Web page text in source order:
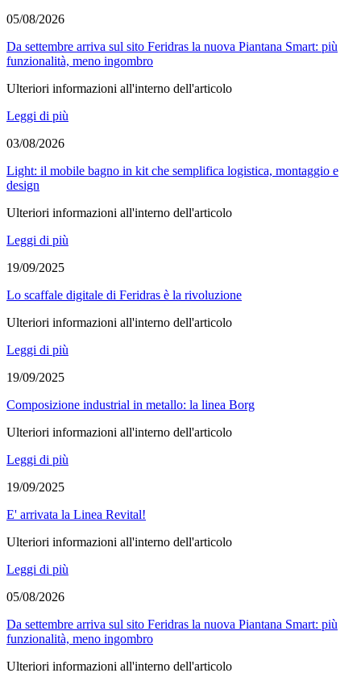
05/08/2026
Da settembre arriva sul sito Feridras la nuova Piantana Smart: più
funzionalità, meno ingombro
Ulteriori informazioni all'interno dell'articolo
Leggi di più
03/08/2026
Light: il mobile bagno in kit che semplifica logistica, montaggio e
design
Ulteriori informazioni all'interno dell'articolo
Leggi di più
19/09/2025
Lo scaffale digitale di Feridras è la rivoluzione
Ulteriori informazioni all'interno dell'articolo
Leggi di più
19/09/2025
Composizione industrial in metallo: la linea Borg
Ulteriori informazioni all'interno dell'articolo
Leggi di più
19/09/2025
E' arrivata la Linea Revital!
Ulteriori informazioni all'interno dell'articolo
Leggi di più
05/08/2026
Da settembre arriva sul sito Feridras la nuova Piantana Smart: più
funzionalità, meno ingombro
Ulteriori informazioni all'interno dell'articolo